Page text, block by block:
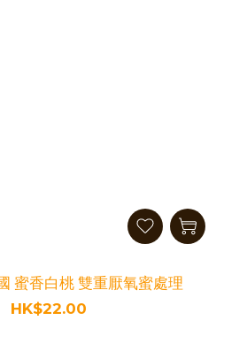
蜜香白桃 雙重厭氧蜜處理
HK$22.00